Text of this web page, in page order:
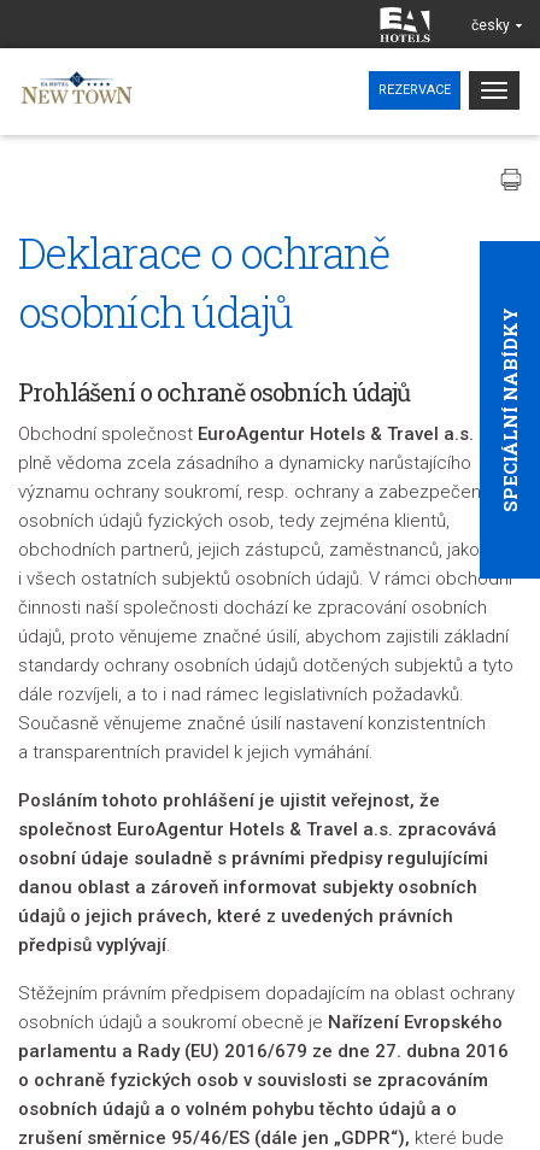
česky
REZERVACE
SPECIÁLNÍ NABÍDKY
Deklarace o ochraně
osobních údajů
Prohlášení o ochraně osobních údajů
Obchodní společnost EuroAgentur Hotels & Travel a.s. si je
plně vědoma zcela zásadního a dynamicky narůstajícího
významu ochrany soukromí, resp. ochrany a zabezpečení
osobních údajů fyzických osob, tedy zejména klientů,
obchodních partnerů, jejich zástupců, zaměstnanců, jakož
i všech ostatních subjektů osobních údajů. V rámci obchodní
činnosti naší společnosti dochází ke zpracování osobních
údajů, proto věnujeme značné úsilí, abychom zajistili základní
standardy ochrany osobních údajů dotčených subjektů a tyto
dále rozvíjeli, a to i nad rámec legislativních požadavků.
Současně věnujeme značné úsilí nastavení konzistentních
a transparentních pravidel k jejich vymáhání.
Posláním tohoto prohlášení je ujistit veřejnost, že
společnost EuroAgentur Hotels & Travel a.s. zpracovává
osobní údaje souladně s právními předpisy regulujícími
danou oblast a zároveň informovat subjekty osobních
údajů o jejich právech, které z uvedených právních
předpisů vyplývají.
Stěžejním právním předpisem dopadajícím na oblast ochrany
osobních údajů a soukromí obecně je Nařízení Evropského
parlamentu a Rady (EU) 2016/679 ze dne 27. dubna 2016
o ochraně fyzických osob v souvislosti se zpracováním
osobních údajů a o volném pohybu těchto údajů a o
zrušení směrnice 95/46/ES (dále jen „GDPR“), které bude